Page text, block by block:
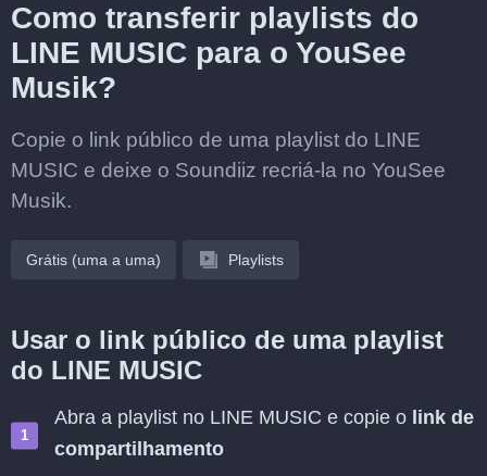
Como transferir playlists do
LINE MUSIC para o YouSee
Musik?
Copie o link público de uma playlist do LINE
MUSIC e deixe o Soundiiz recriá-la no YouSee
Musik.
Grátis (uma a uma) Playlists
Usar o link público de uma playlist
do LINE MUSIC
Abra a playlist no LINE MUSIC e copie o link de
compartilhamento